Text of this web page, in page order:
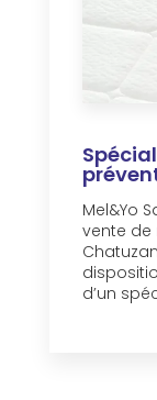
Mel&Yo
vente de
d’un